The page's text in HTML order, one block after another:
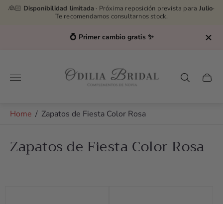
👰🏻 Disponibilidad limitada · Próxima reposición prevista para Julio·
Te recomendamos consultarnos stock.
💍 Primer cambio gratis ✨
Store
logo"
Cart
Home / Zapatos de Fiesta Color Rosa
Zapatos de Fiesta Color Rosa